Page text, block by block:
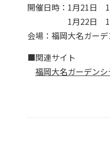
開催日時：1月21日
1月22日 11時～
会場：福岡大名ガー
■関連サイト
福岡大名ガーデンシ